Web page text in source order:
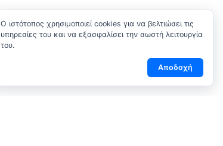
O ιστότοπος χρησιμοποιεί cookies για να βελτιώσει τις
υπηρεσίες του και να εξασφαλίσει την σωστή λειτουργία
του.
Αποδοχή